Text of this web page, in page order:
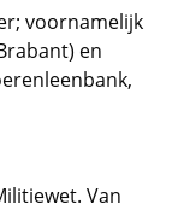
voornamelijk
en
Van